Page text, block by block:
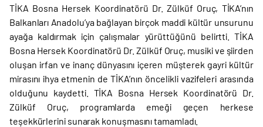
TİKA Bosna Hersek Koordinatörü Dr. Zülküf Oruç, TİKA’nın
Balkanları Anadolu’ya bağlayan birçok maddi kültür unsurunu
ayağa kaldırmak için çalışmalar yürüttüğünü belirtti. TİKA
Bosna Hersek Koordinatörü Dr. Zülküf Oruç, musiki ve şiirden
oluşan irfan ve inanç dünyasını içeren müşterek gayri kültür
mirasını ihya etmenin de TİKA’nın öncelikli vazifeleri arasında
olduğunu kaydetti. TİKA Bosna Hersek Koordinatörü Dr.
Zülküf Oruç, programlarda emeği geçen herkese
teşekkürlerini sunarak konuşmasını tamamladı.